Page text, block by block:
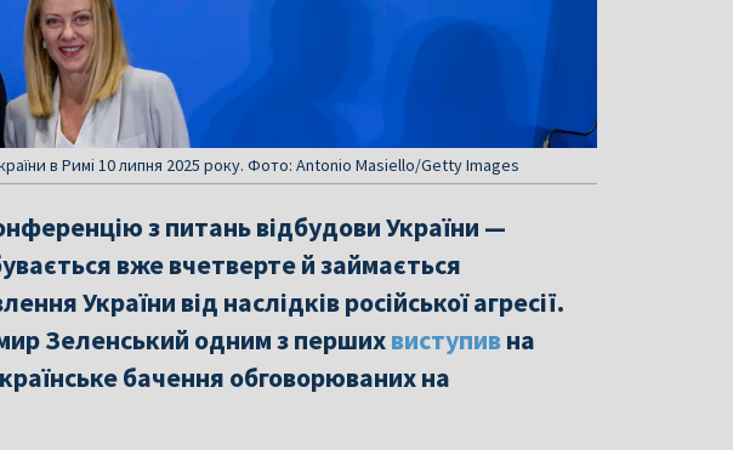
в Римі 10 липня 2025 року. Фото: Antonio Masiello/Getty Images
з питань відбудови України —
вже вчетверте й займається
України від наслідків російської агресії.
Зеленський одним з першихвиступивна
бачення обговорюваних на